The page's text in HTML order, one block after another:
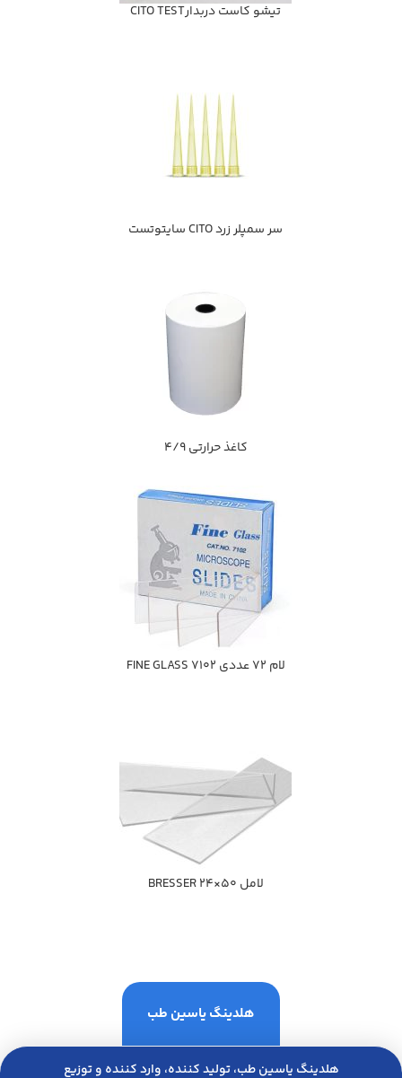
تيشو كاست دربدارCITO TEST
سر سمپلر زرد CITO سايتوتست
كاغذ حرارتي 4/9
لام 72 عددي FINE GLASS 7102
لامل 50×24 BRESSER
هلدینگ یاسین طب
هلدینگ یاسین طب، تولید کننده، وارد کننده و توزیع